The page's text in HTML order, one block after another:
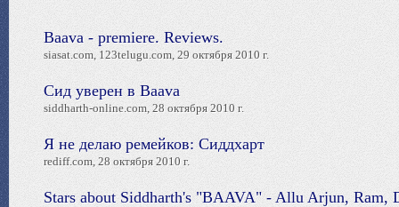
Baava - premiere. Reviews.
siasat.com, 123telugu.com, 29 октября 2010 г.
Сид уверен в Baava
siddharth-online.com, 28 октября 2010 г.
Я не делаю ремейков: Сиддхарт
rediff.com, 28 октября 2010 г.
Stars about Siddharth's "BAAVA" - Allu Arjun, Ram,